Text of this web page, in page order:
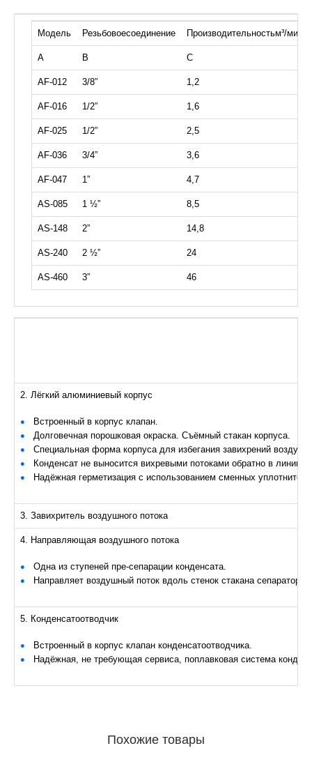
Модель Резьбовоесоединение Производительностьм³/мин
A B C
AF-012 3/8” 1,2
AF-016 1/2” 1,6
AF-025 1/2” 2,5
AF-036 3/4” 3,6
AF-047 1” 4,7
AS-085 1 ½” 8,5
AS-148 2” 14,8
AS-240 2 ½” 24
AS-460 3” 46
2. Лёгкий алюминиевый корпус
Встроенный в корпус клапан.
Долговечная порошковая окраска. Съёмный стакан корпуса.
Специальная форма корпуса для избегания завихрений воздуха.
Конденсат не выносится вихревыми потоками обратно в линию.
Надёжная герметизация с использованием сменных
3. Завихритель воздушного потока
4. Направляющая воздушного потока
Одна из ступеней пре-сепарации конденсата.
Направляет воздушный поток вдоль стенок стакана сепаратора.
5. Конденсатоотводчик
Встроенный в корпус клапан конденсатоотводчика.
Надёжная, не требующая сервиса, поплавковая система
Похожие товары